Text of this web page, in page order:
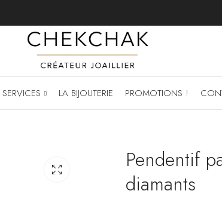
SERVICES LA BIJOUTERIE PROMOTIONS !
Pendentif
diamants